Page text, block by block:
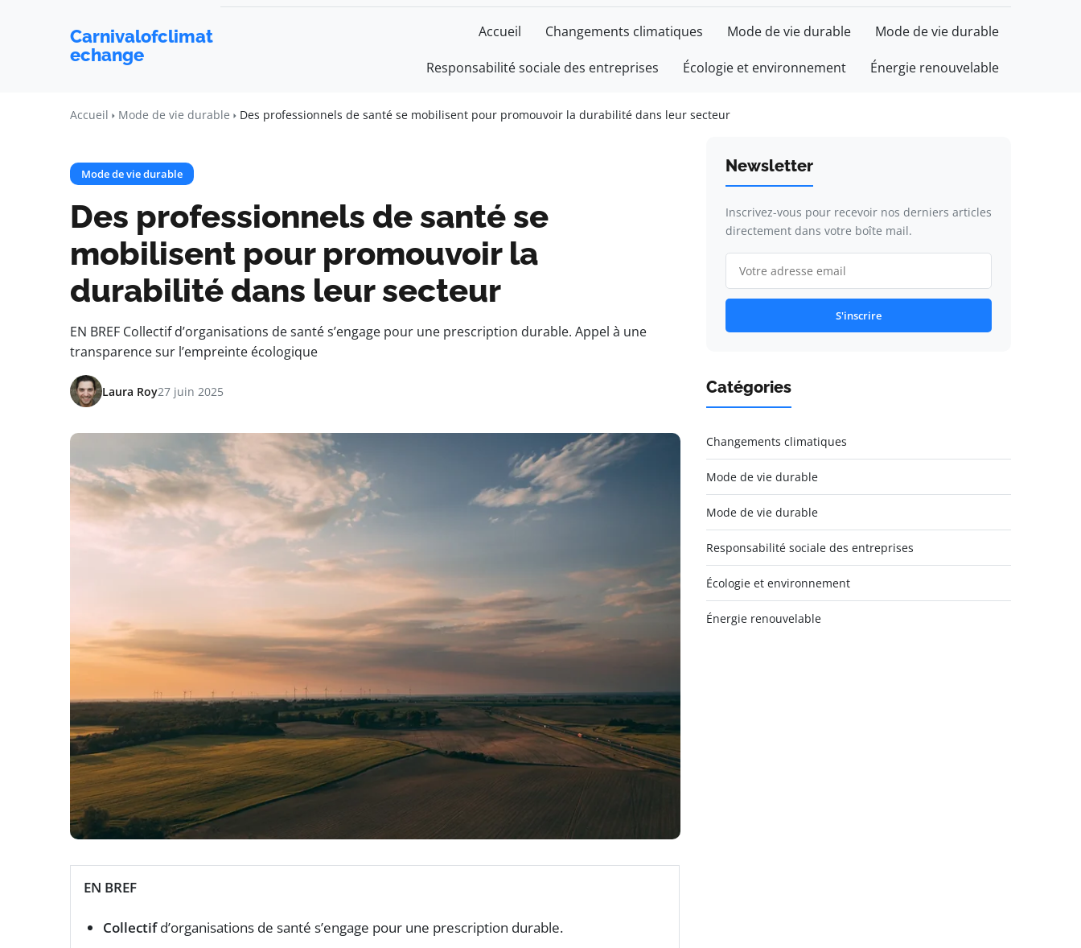
Carnivalofclimat
echange
Accueil Changements climatiques Mode de vie durable Mode de vie durable
Responsabilité sociale des entreprises Écologie et environnement Énergie renouvelable
Accueil Mode de vie durable Des professionnels de santé se mobilisent pour promouvoir la durabilité dans leur secteur
Mode de vie durable
Des professionnels de santé se
mobilisent pour promouvoir la
durabilité dans leur secteur
EN BREF Collectif d’organisations de santé s’engage pour une prescription durable. Appel à une
transparence sur l’empreinte écologique
Laura Roy27 juin 2025
EN BREF
Collectifd’organisations de santé s’engage pour une prescription durable.
Newsletter
Inscrivez-vous pour recevoir nos derniers articles
directement dans votre boîte mail.
S'inscrire
Catégories
Changements climatiques
Mode de vie durable
Mode de vie durable
Responsabilité sociale des entreprises
Écologie et environnement
Énergie renouvelable